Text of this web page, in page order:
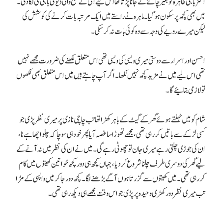
میں بھی کچھ پرسکون ہوگیا۔ ماہرہ نے راستے میں ایک مرتبہ بات کرنے کی کوشش کی
لیکن میرے رویے کی وجہ سے وہ کوئی بات نہ کرسکی۔
احسن اور اسرار سے دوستی میری ویسی کی ویسی تھی اس متعلق لکھنے کی ضرورت مجھے نہیں
تھی اس لیے میں نے مزید کچھ نہیں لکھا۔ اگر آپ چاہتے ہیں میں اس متعلق بھی لکھوں
تو لازمی بتائیے گا۔
شام کو میں ٹہلتے ہوئے گھر کے گیٹ کے باہر کھڑا تھا تب چاچی نازی پر میری نظر پڑی جو
کسی لڑکے سے باتیں کررہی تھی، مجھے تھوڑا سا غصہ آیا پھر خود ہی سوچا کہ چلو اچھا ہے نا،
ان کی جوڑی چلتی رہے میری جان تو چھوٹی رہے گی۔ میں نے ان کی نظر میں نہ آنے کے
لیے گھر کی دوسری طرف چلنا شروع کردیا، جہاں کچھ ہی دور کچھ خواتین کھیتوں میں کام
کررہی تھی۔ میں کھیتوں سے گزرتا ہوں آگے بڑھنے لگا۔ کچھ دور جا کر میں واپسی کے مڑا
تب میری نظر دور کھڑی وحیدہ پر پڑی جو اس وقت مجھے ہی دیکھ رہی تھی۔